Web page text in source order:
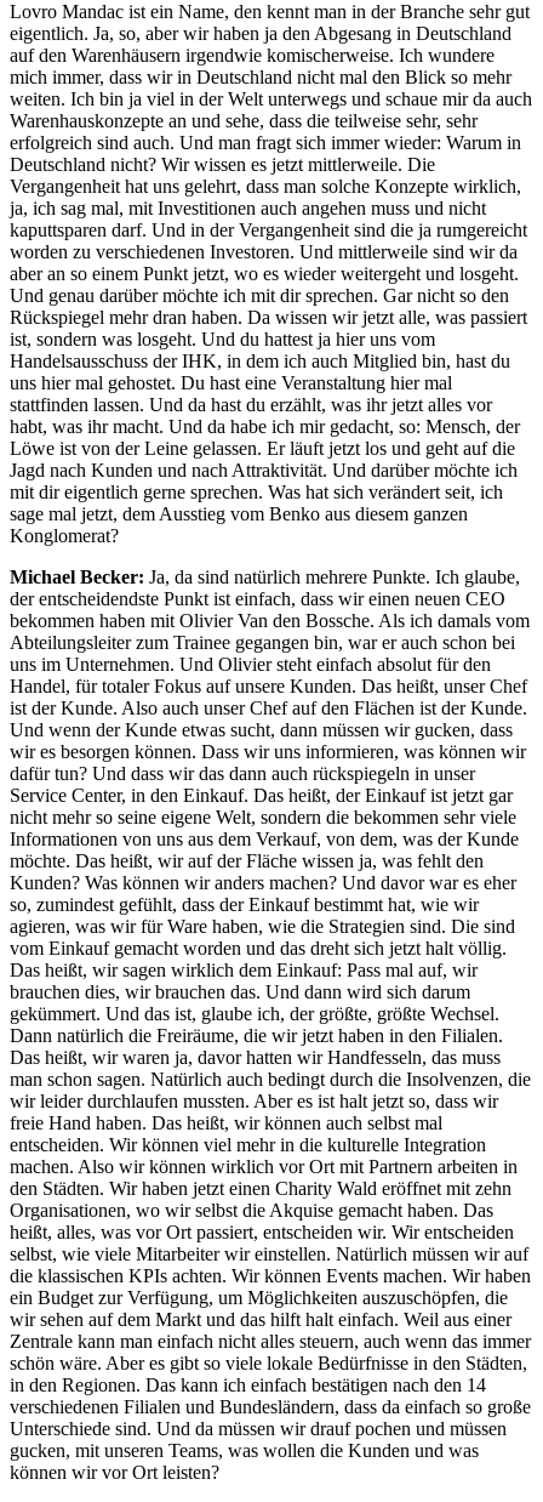
Lovro Mandac ist ein Name, den kennt man in der Branche sehr gut
eigentlich. Ja, so, aber wir haben ja den Abgesang in Deutschland
auf den Warenhäusern irgendwie komischerweise. Ich wundere
mich immer, dass wir in Deutschland nicht mal den Blick so mehr
weiten. Ich bin ja viel in der Welt unterwegs und schaue mir da auch
Warenhauskonzepte an und sehe, dass die teilweise sehr, sehr
erfolgreich sind auch. Und man fragt sich immer wieder: Warum in
Deutschland nicht? Wir wissen es jetzt mittlerweile. Die
Vergangenheit hat uns gelehrt, dass man solche Konzepte wirklich,
ja, ich sag mal, mit Investitionen auch angehen muss und nicht
kaputtsparen darf. Und in der Vergangenheit sind die ja rumgereicht
worden zu verschiedenen Investoren. Und mittlerweile sind wir da
aber an so einem Punkt jetzt, wo es wieder weitergeht und losgeht.
Und genau darüber möchte ich mit dir sprechen. Gar nicht so den
Rückspiegel mehr dran haben. Da wissen wir jetzt alle, was passiert
ist, sondern was losgeht. Und du hattest ja hier uns vom
Handelsausschuss der IHK, in dem ich auch Mitglied bin, hast du
uns hier mal gehostet. Du hast eine Veranstaltung hier mal
stattfinden lassen. Und da hast du erzählt, was ihr jetzt alles vor
habt, was ihr macht. Und da habe ich mir gedacht, so: Mensch, der
Löwe ist von der Leine gelassen. Er läuft jetzt los und geht auf die
Jagd nach Kunden und nach Attraktivität. Und darüber möchte ich
mit dir eigentlich gerne sprechen. Was hat sich verändert seit, ich
sage mal jetzt, dem Ausstieg vom Benko aus diesem ganzen
Konglomerat?
Michael Becker: Ja, da sind natürlich mehrere Punkte. Ich glaube,
der entscheidendste Punkt ist einfach, dass wir einen neuen CEO
bekommen haben mit Olivier Van den Bossche. Als ich damals vom
Abteilungsleiter zum Trainee gegangen bin, war er auch schon bei
uns im Unternehmen. Und Olivier steht einfach absolut für den
Handel, für totaler Fokus auf unsere Kunden. Das heißt, unser Chef
ist der Kunde. Also auch unser Chef auf den Flächen ist der Kunde.
Und wenn der Kunde etwas sucht, dann müssen wir gucken, dass
wir es besorgen können. Dass wir uns informieren, was können wir
dafür tun? Und dass wir das dann auch rückspiegeln in unser
Service Center, in den Einkauf. Das heißt, der Einkauf ist jetzt gar
nicht mehr so seine eigene Welt, sondern die bekommen sehr viele
Informationen von uns aus dem Verkauf, von dem, was der Kunde
möchte. Das heißt, wir auf der Fläche wissen ja, was fehlt den
Kunden? Was können wir anders machen? Und davor war es eher
so, zumindest gefühlt, dass der Einkauf bestimmt hat, wie wir
agieren, was wir für Ware haben, wie die Strategien sind. Die sind
vom Einkauf gemacht worden und das dreht sich jetzt halt völlig.
Das heißt, wir sagen wirklich dem Einkauf: Pass mal auf, wir
brauchen dies, wir brauchen das. Und dann wird sich darum
gekümmert. Und das ist, glaube ich, der größte, größte Wechsel.
Dann natürlich die Freiräume, die wir jetzt haben in den Filialen.
Das heißt, wir waren ja, davor hatten wir Handfesseln, das muss
man schon sagen. Natürlich auch bedingt durch die Insolvenzen, die
wir leider durchlaufen mussten. Aber es ist halt jetzt so, dass wir
freie Hand haben. Das heißt, wir können auch selbst mal
entscheiden. Wir können viel mehr in die kulturelle Integration
machen. Also wir können wirklich vor Ort mit Partnern arbeiten in
den Städten. Wir haben jetzt einen Charity Wald eröffnet mit zehn
Organisationen, wo wir selbst die Akquise gemacht haben. Das
heißt, alles, was vor Ort passiert, entscheiden wir. Wir entscheiden
selbst, wie viele Mitarbeiter wir einstellen. Natürlich müssen wir auf
die klassischen KPIs achten. Wir können Events machen. Wir haben
ein Budget zur Verfügung, um Möglichkeiten auszuschöpfen, die
wir sehen auf dem Markt und das hilft halt einfach. Weil aus einer
Zentrale kann man einfach nicht alles steuern, auch wenn das immer
schön wäre. Aber es gibt so viele lokale Bedürfnisse in den Städten,
in den Regionen. Das kann ich einfach bestätigen nach den 14
verschiedenen Filialen und Bundesländern, dass da einfach so große
Unterschiede sind. Und da müssen wir drauf pochen und müssen
gucken, mit unseren Teams, was wollen die Kunden und was
können wir vor Ort leisten?